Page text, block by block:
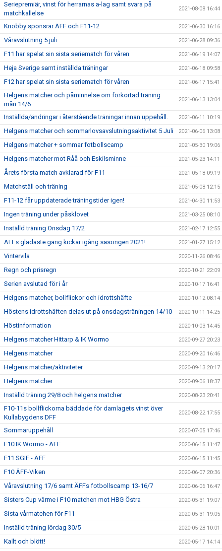
Seriepremiär, vinst för herrarnas a-lag samt svara på
matchkallelse
2021-08-08 16:44
Knobby sponsrar ÄFF och F11-12 2021-06-30 16:16
Våravslutning 5 juli 2021-06-28 09:36
F11 har spelat sin sista seriematch för våren 2021-06-19 14:07
Heja Sverige samt inställda träningar 2021-06-18 09:58
F12 har spelat sin sista seriematch för våren 2021-06-17 15:41
Helgens matcher och påminnelse om förkortad träning
mån 14/6
2021-06-13 13:04
Inställda/ändringar i återstående träningar innan uppehåll. 2021-06-11 10:19
Helgens matcher och sommarlovsavslutningsaktivitet 5 Juli 2021-06-06 13:08
Helgens matcher + sommar fotbollscamp 2021-05-30 19:06
Helgens matcher mot Råå och Eskilsminne 2021-05-23 14:11
Årets första match avklarad för F11 2021-05-18 09:19
Matchställ och träning 2021-05-08 12:15
F11-12 får uppdaterade träningstider igen! 2021-04-30 11:53
Ingen träning under påsklovet 2021-03-25 08:10
Inställd träning Onsdag 17/2 2021-02-17 12:55
ÄFFs gladaste gäng kickar igång säsongen 2021! 2021-01-27 15:12
Vintervila 2020-11-26 08:46
Regn och prisregn 2020-10-21 22:09
Serien avslutad för i år 2020-10-17 16:41
Helgens matcher, bollflickor och idrottshäfte 2020-10-12 08:14
Höstens idrottshäften delas ut på onsdagsträningen 14/10 2020-10-11 14:25
Höstinformation 2020-10-03 14:45
Helgens matcher Hittarp & IK Wormo 2020-09-27 20:23
Helgens matcher 2020-09-20 16:46
Helgens matcher/aktiviteter 2020-09-13 20:17
Helgens matcher 2020-09-06 18:37
Inställd träning 29/8 och helgens matcher 2020-08-23 20:41
F10-11s bollflickorna bäddade för damlagets vinst över
Kullabygdens DFF
2020-08-22 17:55
Sommaruppehåll 2020-07-05 17:46
F10 IK Wormo - ÄFF 2020-06-15 11:47
F11 SGIF - ÄFF 2020-06-15 11:45
F10 ÄFF-Viken 2020-06-07 20:36
Våravslutning 17/6 samt ÄFFs fotbollscamp 13-16/7 2020-06-06 16:47
Sisters Cup värme i F10 matchen mot HBG Östra 2020-05-31 19:07
Sista vårmatchen för F11 2020-05-31 19:05
Inställd träning lördag 30/5 2020-05-28 10:01
Kallt och blött! 2020-05-17 14:14